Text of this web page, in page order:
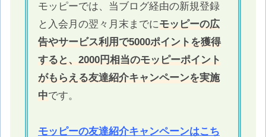
モッピーでは、当ブログ経由の新規登録
と入会月の翌々月末までにモッピーの広
告やサービス利用で5000ポイントを獲得
すると、2000円相当のモッピーポイント
がもらえる友達紹介キャンペーンを実施
中です。
モッピーの友達紹介キャンペーンはこち